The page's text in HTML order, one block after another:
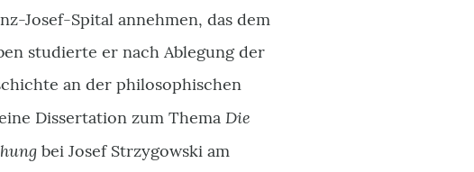
Josef-Spital annehmen, das dem
studierte er nach Ablegung der
an der philosophischen
Dissertation zum Thema Die
bei Josef Strzygowski am